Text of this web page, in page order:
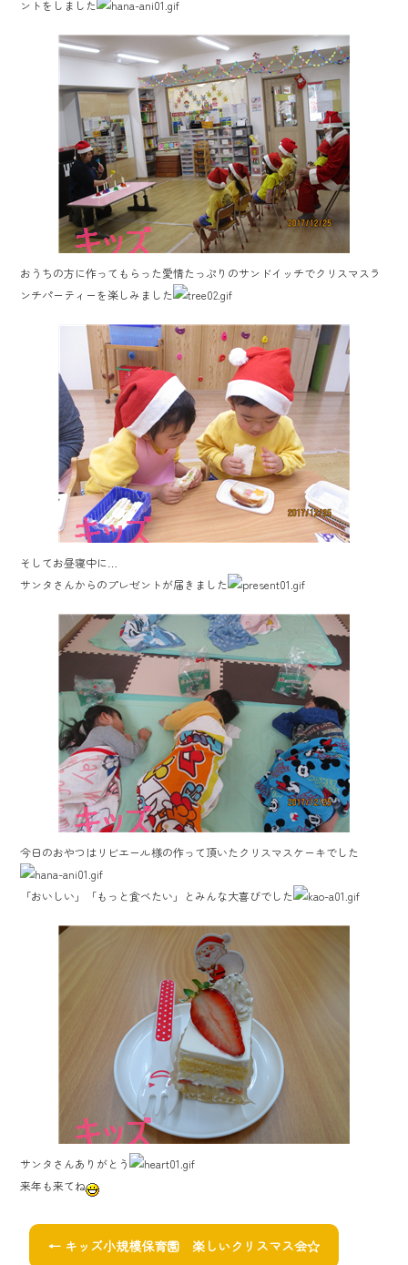
ントをしました
おうちの方に作ってもらった愛情たっぷりのサンドイッチでクリスマスラ
ンチパーティーを楽しみました
そしてお昼寝中に…
サンタさんからのプレゼントが届きました
今日のおやつはリビエール様の作って頂いたクリスマスケーキでした
「おいしい」「もっと食べたい」とみんな大喜びでした
サンタさんありがとう
来年も来てね
← キッズ小規模保育園 楽しいクリスマス会☆